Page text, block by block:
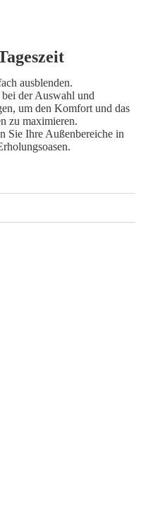
ausblenden.
bei der Auswahl und
um den Komfort und das
zu maximieren.
Sie Ihre Außenbereiche in